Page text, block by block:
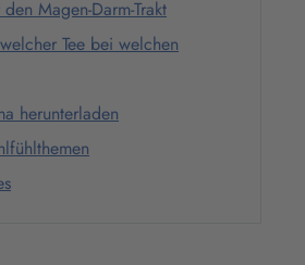
Magen-Darm-Trakt
Tee bei welchen
herunterladen